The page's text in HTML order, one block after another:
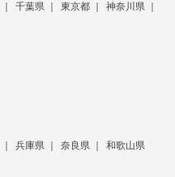
千葉県 東京都
神奈川県
兵庫県 奈良県 和歌山県